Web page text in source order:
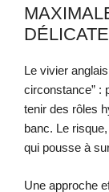
Le vivier
circonstance” :
tenir des rôles
banc. Le
qui pousse à
Une approche